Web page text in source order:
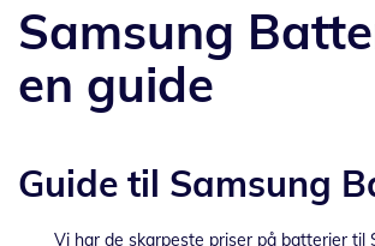
Samsung
en guide
Guide til Samsung
Vi har de skarpeste priser på batterier